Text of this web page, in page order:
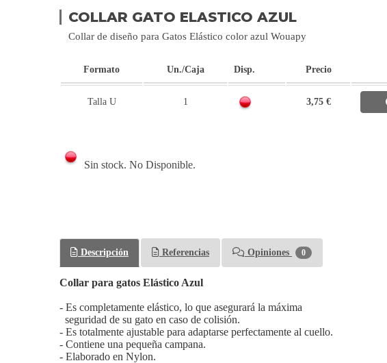
COLLAR GATO ELASTICO AZUL
Collar de diseño para Gatos Elástico color azul Wouapy
Formato Un./Caja Disp. Precio
Talla U 1 3,75 €
Sin stock. No Disponible.
Descripción Referencias Opiniones 0
Collar para gatos Elástico Azul
- Es completamente elástico, lo que asegurará la máxima
seguridad de su gato en caso de colisión.
- Es totalmente ajustable para adaptarse perfectamente al cuello.
- Contiene una pequeña campana.
- Elaborado en Nylon.